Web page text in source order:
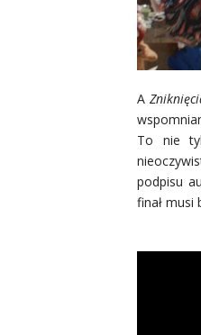
A
To nie
podpisu
finał musi